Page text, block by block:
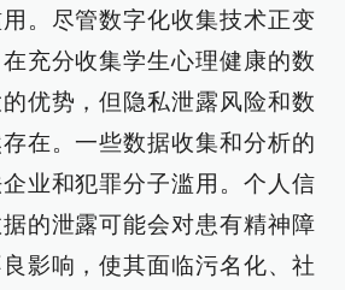
。尽管数字化收集技术正变
充分收集学生心理健康的数
优势，但隐私泄露风险和数
在。一些数据收集和分析的
业和犯罪分子滥用。个人信
的泄露可能会对患有精神障
影响，使其面临污名化、社